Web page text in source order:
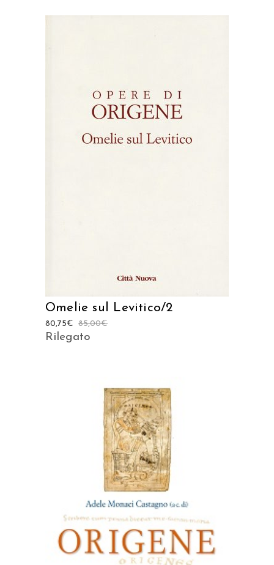
Omelie sul Levitico/2
85,00€
80,75€
Rilegato
AGGIUNGI AL CARRELLO